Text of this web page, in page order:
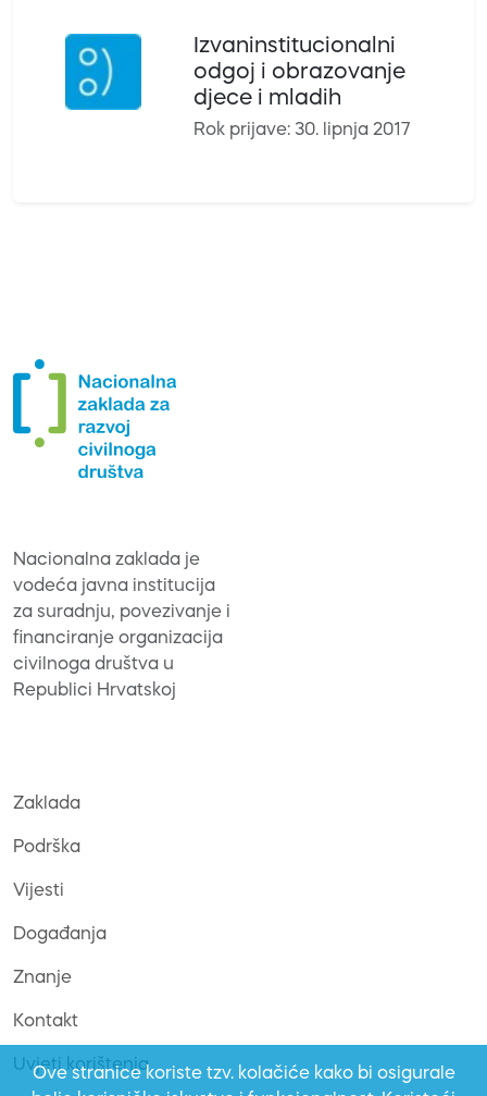
Ove stranice koriste tzv. kolačiće kako bi osigurale
Izvaninstitucionalni
odgoj i obrazovanje
djece i mladih
Rok prijave: 30. lipnja 2017
Nacionalna zaklada je
vodeća javna institucija
za suradnju, povezivanje i
financiranje organizacija
civilnoga društva u
Republici Hrvatskoj
Zaklada
Podrška
Vijesti
Događanja
Znanje
Kontakt
Uvjeti korištenja